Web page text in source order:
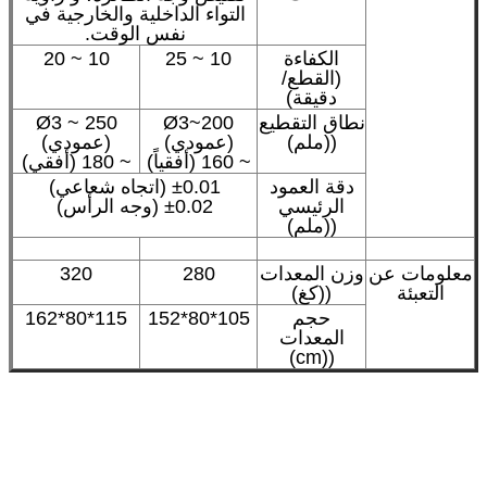
التواء الداخلية والخارجية في
نفس الوقت.
الكفاءة
(القطع/
دقيقة)
10 ~ 25
10 ~ 20
نطاق التقطيع
((ملم)
Ø3~200
(عمودي)
~ 160 (أفقياً)
Ø3 ~ 250
(عمودي)
~ 180 (أفقي)
دقة العمود
الرئيسي
((ملم)
±0.01 (اتجاه شعاعي)
±0.02 (وجه الرأس)
معلومات عن
التعبئة
وزن المعدات
((كغ)
280
320
حجم
المعدات
((cm)
105*80*152
115*80*162